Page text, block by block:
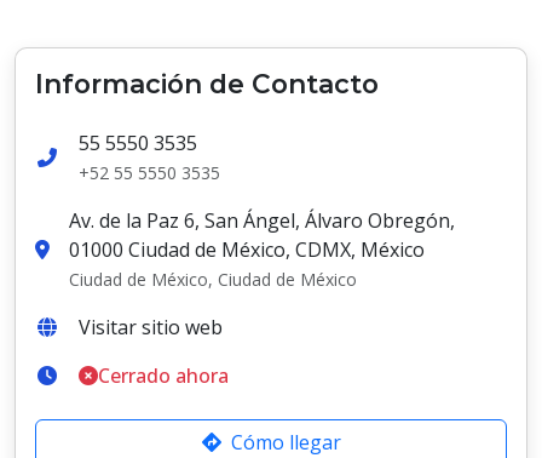
Información de Contacto
55 5550 3535
+52 55 5550 3535
Av. de la Paz 6, San Ángel, Álvaro Obregón,
01000 Ciudad de México, CDMX, México
Ciudad de México, Ciudad de México
Visitar sitio web
Cerrado ahora
Cómo llegar